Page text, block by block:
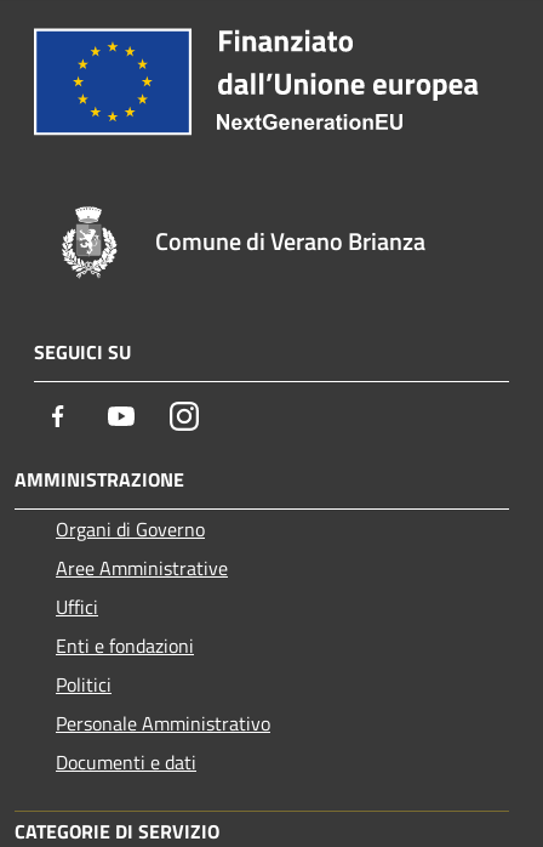
Comune di Verano Brianza
SEGUICI SU
Facebook YoutubeInstagram
AMMINISTRAZIONE
Organi di Governo
Aree Amministrative
Uffici
Enti e fondazioni
Politici
Personale Amministrativo
Documenti e dati
CATEGORIE DI SERVIZIO